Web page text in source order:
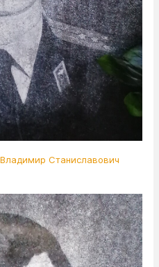
Станиславович